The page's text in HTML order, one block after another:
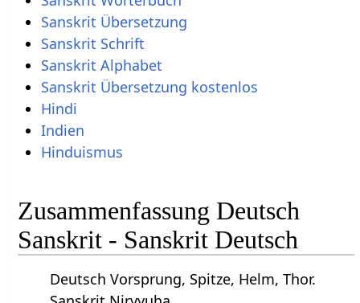
Sanskrit Übersetzung
Sanskrit Schrift
Sanskrit Alphabet
Sanskrit Übersetzung kostenlos
Hindi
Indien
Hinduismus
Zusammenfassung Deutsch
Sanskrit - Sanskrit Deutsch
Deutsch Vorsprung, Spitze, Helm, Thor.